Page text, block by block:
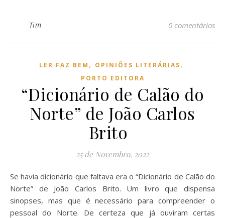
Tim 0 comentários
LER FAZ BEM , OPINIÕES LITERÁRIAS,
PORTO EDITORA
“Dicionário de Calão do
Norte” de João Carlos
Brito
25 de Novembro, 2022
Se havia dicionário que faltava era o “Dicionário de Calão do
Norte” de João Carlos Brito. Um livro que dispensa
sinopses, mas que é necessário para compreender o
pessoal do Norte. De certeza que já ouviram certas